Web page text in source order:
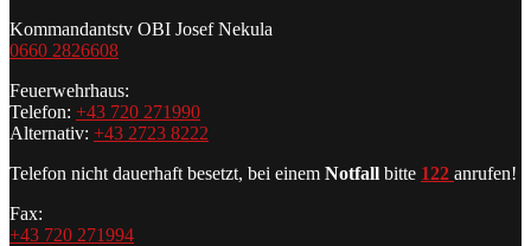
Kommandantstv OBI Josef Nekula
0660 2826608
Feuerwehrhaus:
Telefon: +43 720 271990
Alternativ: +43 2723 8222
Telefon nicht dauerhaft besetzt, bei einem Notfall bitte 122 anrufen!
Fax:
+43 720 271994